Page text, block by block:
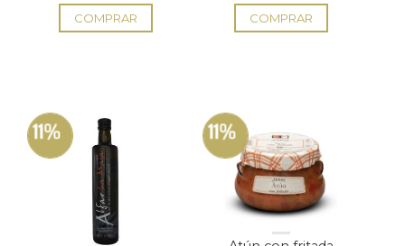
COMPRAR COMPRAR
11% 11%